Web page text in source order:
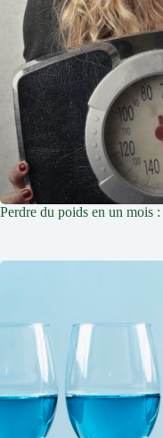
Perdre du poids en un mois